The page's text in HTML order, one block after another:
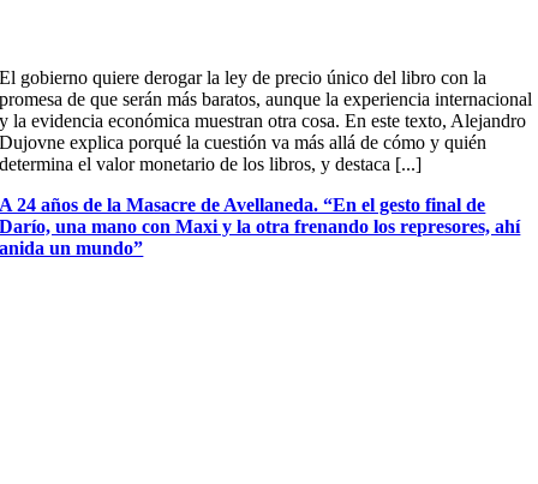
El gobierno quiere derogar la ley de precio único del libro con la
promesa de que serán más baratos, aunque la experiencia internacional
y la evidencia económica muestran otra cosa. En este texto, Alejandro
Dujovne explica porqué la cuestión va más allá de cómo y quién
determina el valor monetario de los libros, y destaca [...]
A 24 años de la Masacre de Avellaneda. “En el gesto final de
Darío, una mano con Maxi y la otra frenando los represores, ahí
anida un mundo”